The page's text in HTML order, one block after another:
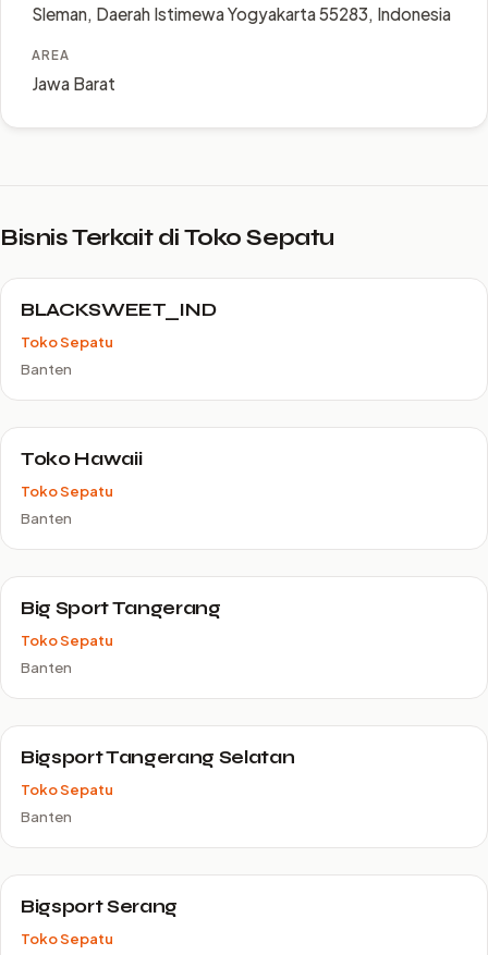
Sleman, Daerah Istimewa Yogyakarta 55283, Indonesia
AREA
Jawa Barat
Bisnis Terkait di Toko Sepatu
BLACKSWEET_IND
Toko Sepatu
Banten
Toko Hawaii
Toko Sepatu
Banten
Big Sport Tangerang
Toko Sepatu
Banten
Bigsport Tangerang Selatan
Toko Sepatu
Banten
Bigsport Serang
Toko Sepatu